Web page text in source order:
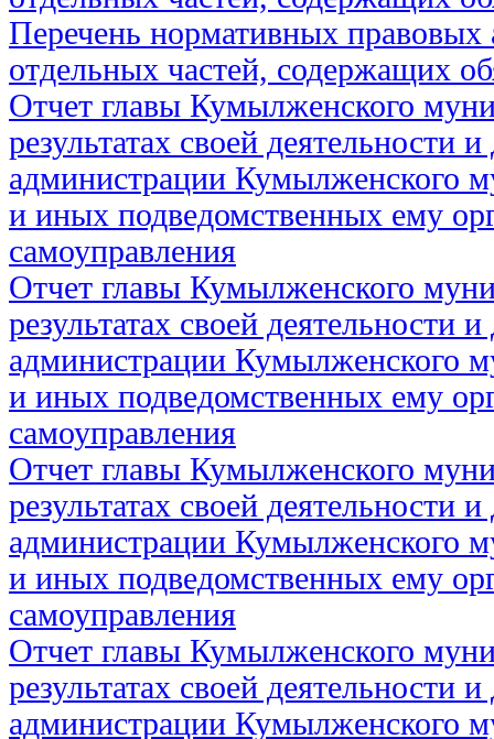
Перечень нормативных правовых
отдельных частей, содержащих
Отчет главы Кумылженского
результатах своей деятельности
администрации Кумылженского
и иных подведомственных ему
самоуправления
Отчет главы Кумылженского
результатах своей деятельности
администрации Кумылженского
и иных подведомственных ему
самоуправления
Отчет главы Кумылженского
результатах своей деятельности
администрации Кумылженского
и иных подведомственных ему
самоуправления
Отчет главы Кумылженского
результатах своей деятельности
администрации Кумылженского